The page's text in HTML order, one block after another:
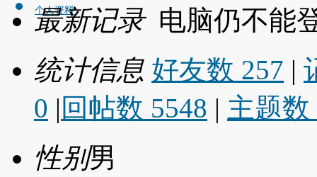
个人资料
最新记录 电脑仍不能
统计信息 好友数 257 |
0 | 回帖数 5548 | 主题数
性别男